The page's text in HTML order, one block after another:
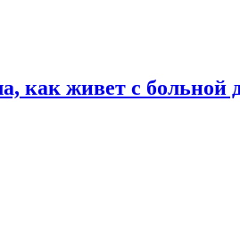
как живет с